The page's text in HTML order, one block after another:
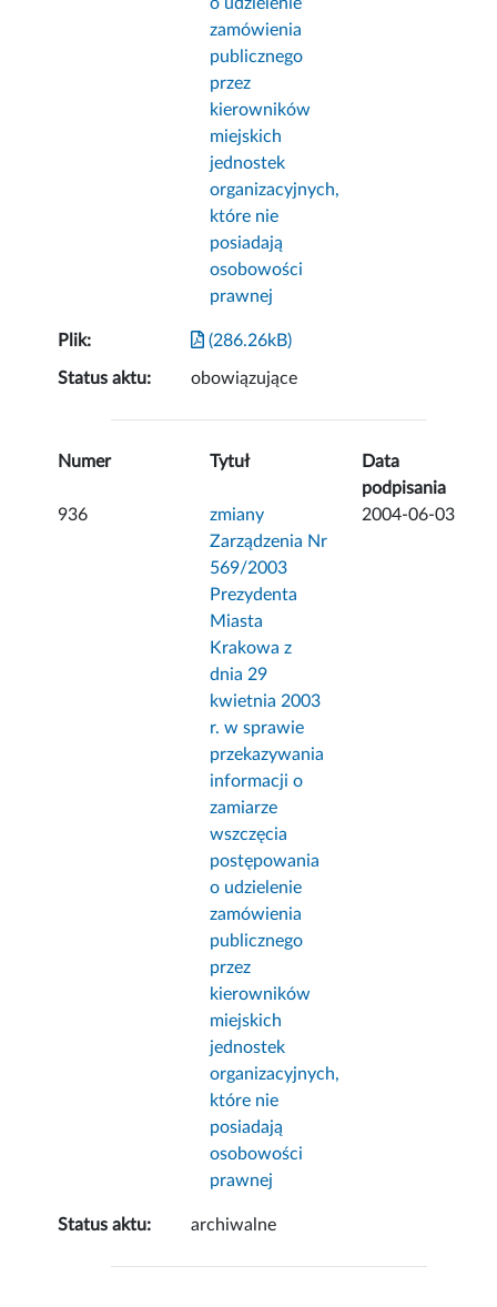
zamówienia
publicznego
przez
kierowników
miejskich
jednostek
organizacyjnych,
które nie
posiadają
osobowości
prawnej
Plik: (286.26kB)
Status aktu: obowiązujące
Numer Tytuł
Data
podpisania
936
zmiany
Zarządzenia Nr
569/2003
Prezydenta
Miasta
Krakowa z
dnia 29
kwietnia 2003
r. w sprawie
przekazywania
informacji o
zamiarze
wszczęcia
postępowania
o udzielenie
zamówienia
publicznego
przez
kierowników
miejskich
jednostek
organizacyjnych,
które nie
posiadają
osobowości
prawnej
2004-06-03
Status aktu: archiwalne